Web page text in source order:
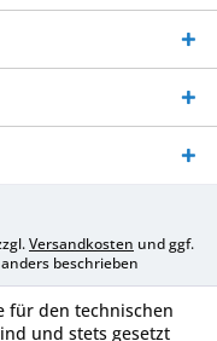
Versandkosten und ggf.
beschrieben
für den technischen
und stets gesetzt